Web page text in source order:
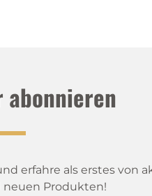
abonnieren
erfahre als erstes von
Produkten!